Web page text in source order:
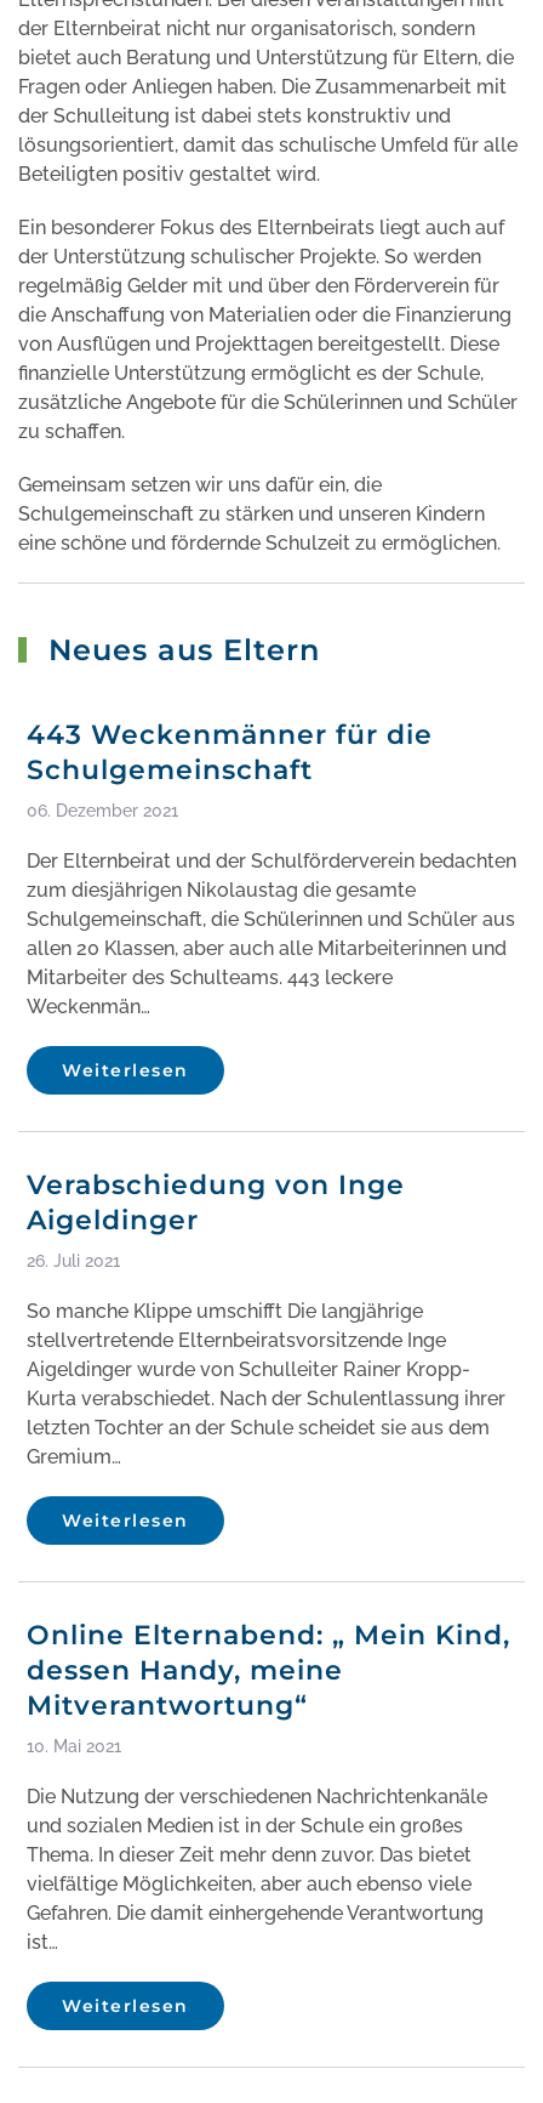
der Elternbeirat nicht nur organisatorisch, sondern
bietet auch Beratung und Unterstützung für Eltern, die
Fragen oder Anliegen haben. Die Zusammenarbeit mit
der Schulleitung ist dabei stets konstruktiv und
lösungsorientiert, damit das schulische Umfeld für alle
Beteiligten positiv gestaltet wird.
Ein besonderer Fokus des Elternbeirats liegt auch auf
der Unterstützung schulischer Projekte. So werden
regelmäßig Gelder mit und über den Förderverein für
die Anschaffung von Materialien oder die Finanzierung
von Ausflügen und Projekttagen bereitgestellt. Diese
finanzielle Unterstützung ermöglicht es der Schule,
zusätzliche Angebote für die Schülerinnen und Schüler
zu schaffen.
Gemeinsam setzen wir uns dafür ein, die
Schulgemeinschaft zu stärken und unseren Kindern
eine schöne und fördernde Schulzeit zu ermöglichen.
Neues aus Eltern
443 Weckenmänner für die
Schulgemeinschaft
06. Dezember 2021
Der Elternbeirat und der Schulförderverein bedachten
zum diesjährigen Nikolaustag die gesamte
Schulgemeinschaft, die Schülerinnen und Schüler aus
allen 20 Klassen, aber auch alle Mitarbeiterinnen und
Mitarbeiter des Schulteams. 443 leckere
Weckenmän…
Weiterlesen
Verabschiedung von Inge
Aigeldinger
26. Juli 2021
So manche Klippe umschifft Die langjährige
stellvertretende Elternbeiratsvorsitzende Inge
Aigeldinger wurde von Schulleiter Rainer Kropp-
Kurta verabschiedet. Nach der Schulentlassung ihrer
letzten Tochter an der Schule scheidet sie aus dem
Gremium…
Weiterlesen
Online Elternabend: „ Mein Kind,
dessen Handy, meine
Mitverantwortung“
10. Mai 2021
Die Nutzung der verschiedenen Nachrichtenkanäle
und sozialen Medien ist in der Schule ein großes
Thema. In dieser Zeit mehr denn zuvor. Das bietet
vielfältige Möglichkeiten, aber auch ebenso viele
Gefahren. Die damit einhergehende Verantwortung
ist…
Weiterlesen